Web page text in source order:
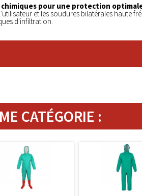
pour une protection
et les soudures bilatérales haute
d'infiltration.
CATÉGORIE :